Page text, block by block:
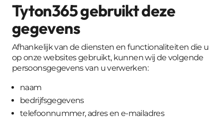
Tyton365 gebruikt deze
gegevens
Afhankelijk van de diensten en functionaliteiten die u
op onze websites gebruikt, kunnen wij de volgende
persoonsgegevens van u verwerken:
naam
bedrijfsgegevens
telefoonnummer, adres en e-mailadres